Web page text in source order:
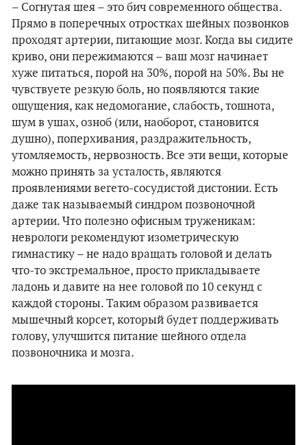
– Согнутая шея – это бич современного общества.
Прямо в поперечных отростках шейных позвонков
проходят артерии, питающие мозг. Когда вы сидите
криво, они пережимаются – ваш мозг начинает
хуже питаться, порой на 30%, порой на 50%. Вы не
чувствуете резкую боль, но появляются такие
ощущения, как недомогание, слабость, тошнота,
шум в ушах, озноб (или, наоборот, становится
душно), поперхивания, раздражительность,
утомляемость, нервозность. Все эти вещи, которые
можно принять за усталость, являются
проявлениями вегето-сосудистой дистонии. Есть
даже так называемый синдром позвоночной
артерии. Что полезно офисным труженикам:
неврологи рекомендуют изометрическую
гимнастику – не надо вращать головой и делать
что-то экстремальное, просто прикладываете
ладонь и давите на нее головой по 10 секунд с
каждой стороны. Таким образом развивается
мышечный корсет, который будет поддерживать
голову, улучшится питание шейного отдела
позвоночника и мозга.